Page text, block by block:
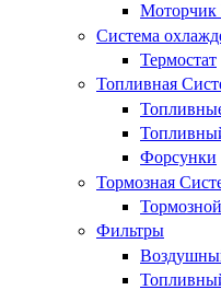
Моторчик
Система
Термостат
Топливная
Форсунки
Тормозная
Фильтры